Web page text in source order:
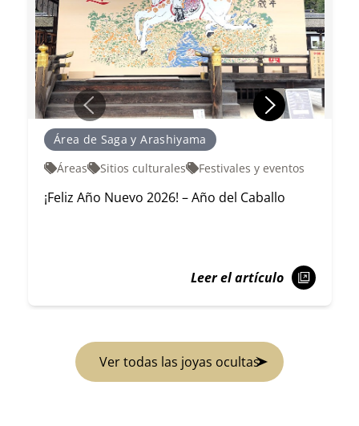
Área de Saga y Arashiyama
Áreas
Sitios culturales Festivales y eventos
¡Feliz Año Nuevo 2026! – Año del Caballo
Leer el artículo
Ver todas las joyas ocultas